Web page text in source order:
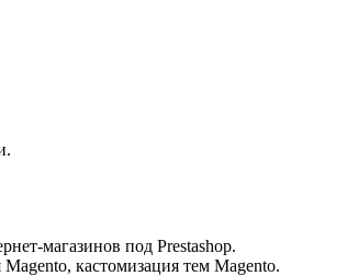
магазинов под Prestashop.
кастомизация тем Magento.